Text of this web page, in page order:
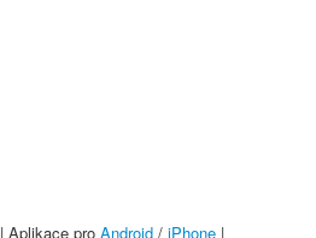
| Aplikace pro Android / iPhone |